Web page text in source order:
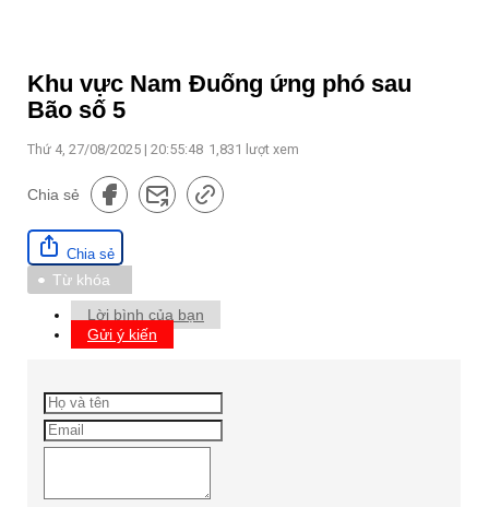
Khu vực Nam Đuống ứng phó sau
Bão số 5
Thứ 4, 27/08/2025 | 20:55:48 1,831 lượt xem
Chia sẻ
Chia sẻ
Từ khóa
Lời bình của bạn
Gửi ý kiến